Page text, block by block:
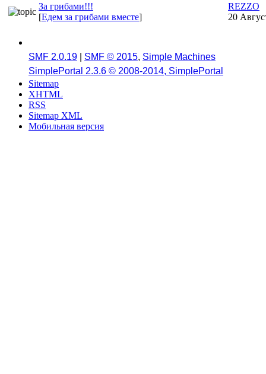
За грибами!!!
[Едем за грибами вместе]
REZZO
20
SMF 2.0.19 SMF © 2015, Simple Machines
SimplePortal 2.3.6 © 2008-2014, SimplePortal
Sitemap
XHTML
RSS
Sitemap XML
Мобильная версия